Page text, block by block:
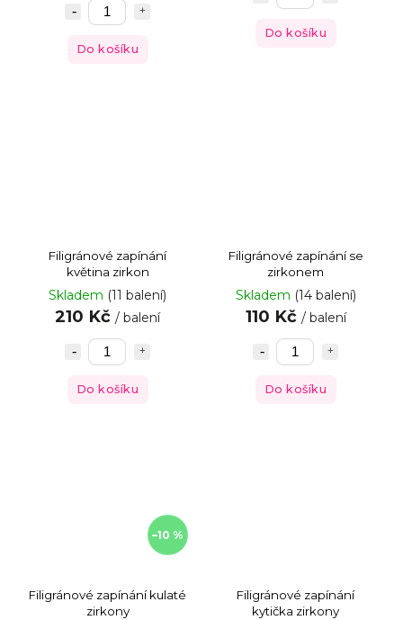
Do košíku
Do košíku
Filigránové zapínání
květina zirkon
Skladem (11 balení)
210 Kč / balení
Do košíku
Filigránové zapínání se
zirkonem
Skladem (14 balení)
110 Kč / balení
Do košíku
–10 %
Filigránové zapínání kulaté
zirkony
Filigránové zapínání
kytička zirkony